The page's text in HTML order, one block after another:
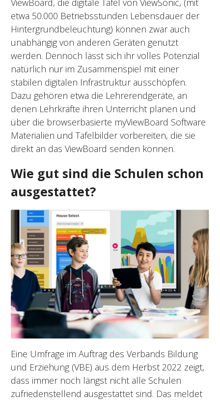
etwa 50.000 Betriebsstunden Lebensdauer der
Hintergrundbeleuchtung) können zwar auch
unabhängig von anderen Geräten genutzt
werden. Dennoch lässt sich ihr volles Potenzial
natürlich nur im Zusammenspiel mit einer
stabilen digitalen Infrastruktur ausschöpfen.
Dazu gehören etwa die Lehrerendgeräte, an
denen Lehrkräfte ihren Unterricht planen und
über die browserbasierte myViewBoard Software
Materialien und Tafelbilder vorbereiten, die sie
direkt an das ViewBoard senden können.
Wie gut sind die Schulen schon
ausgestattet?
Eine Umfrage im Auftrag des Verbands Bildung
und Erziehung (VBE) aus dem Herbst 2022 zeigt,
dass immer noch längst nicht alle Schulen
zufriedenstellend ausgestattet sind. Das meldet